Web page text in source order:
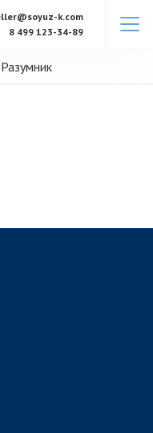
k.com
8 499 123-34-89
Разумник